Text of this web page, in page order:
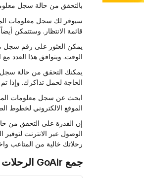
بالتحقق من حالة سجل
سيوفر لك سجل معلومات
قائمة الانتظار. وستتمكن
يمكن العثور على رقم سجل
الوقت. ويتوافق هذا العدد
يمكنك التحقق من حالة سجل
الحاجة لحمل تذاكرك. وإذا
ابحث عن سجل معلومات
الموقع الالكتروني لخطوط
إن القدرة على التحقق من
رحلاتك خالية من المتاعب
جمع GoAir الرحلات الجوية الدولية